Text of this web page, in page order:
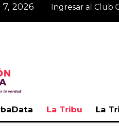
7, 2026 Ingresar al Club
La Tribu La